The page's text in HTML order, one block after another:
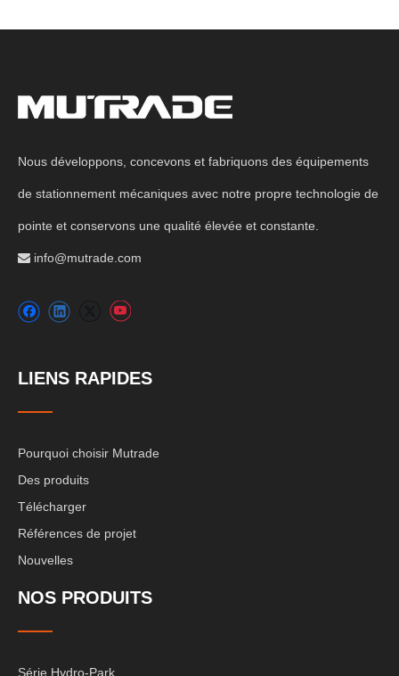
Nous développons, concevons et fabriquons des équipements
de stationnement mécaniques avec notre propre technologie de
pointe et conservons une qualité élevée et constante.
 info@mutrade.com
LIENS RAPIDES
Pourquoi choisir Mutrade
Des produits
Télécharger
Références de projet
Nouvelles
NOS PRODUITS
Série Hydro-Park